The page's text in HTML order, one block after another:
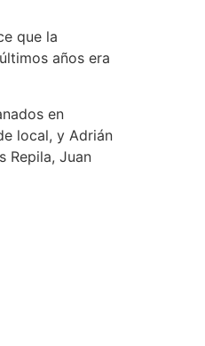
que la
años era
en
local, y Adrián
Repila, Juan